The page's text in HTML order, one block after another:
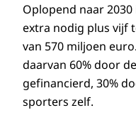
Oplopend naar
extra nodig plus vijf
van 570 miljoen
daarvan 60% door
gefinancierd, 30%
sporters zelf.